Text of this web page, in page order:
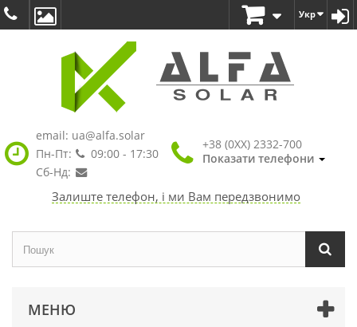
Укр
email: ua@alfa.solar
Пн-Пт:
09:00 - 17:30
Сб-Нд:
+38 (0XX) 2332-700
Показати телефони
Залиште телефон, і ми Вам передзвонимо
МЕНЮ